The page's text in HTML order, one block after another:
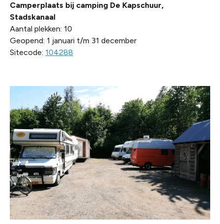
Camperplaats bij camping De Kapschuur,
Stadskanaal
Aantal plekken: 10
Geopend: 1 januari t/m 31 december
Sitecode: 104288